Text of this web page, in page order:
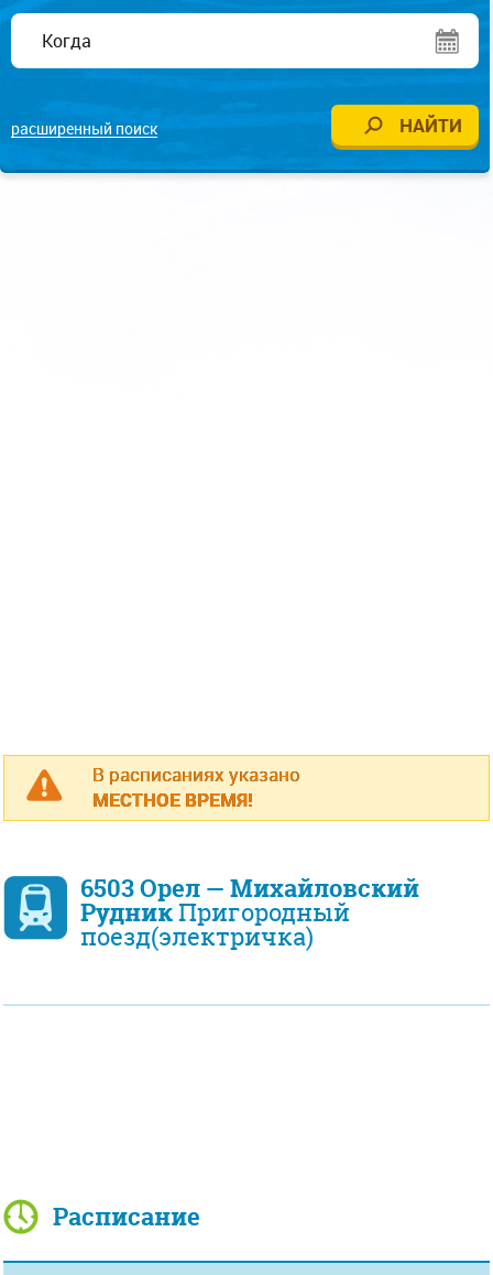
расширенный поиск
В расписаниях указано
МЕСТНОЕ ВРЕМЯ!
6503 Орел — Михайловский
РудникПригородный
поезд(электричка)
Расписание